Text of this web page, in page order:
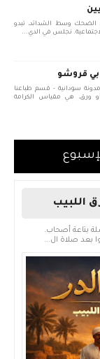
الضحك وسط الشدائد، تبدو
نجلس في الدي...
بي قروشو
سودانية - قسم طباعنا
ورق، هي مقياس الكرامة
اللبيب
بتاعة أصحاب.
بعد صلاة ال...